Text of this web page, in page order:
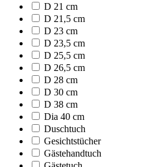
D 21 cm
D 21,5 cm
D 23 cm
D 23,5 cm
D 25,5 cm
D 26,5 cm
D 28 cm
D 30 cm
D 38 cm
Dia 40 cm
Duschtuch
Gesichtstücher
Gästehandtuch